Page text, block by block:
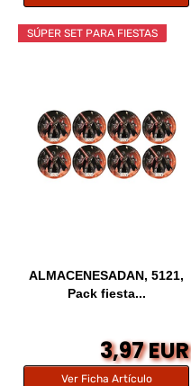
SÚPER SET PARA FIESTAS
ALMACENESADAN, 5121,
Pack fiesta...
3,97 EUR
Ver Ficha Artículo